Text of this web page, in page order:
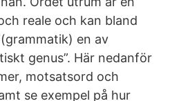
reale och kan bland
en av
genus”. Här nedanför
motsatsord och
se exempel på hur